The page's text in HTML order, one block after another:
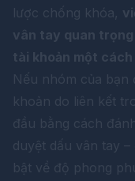
lược chống khóa,
vân tay quan
tài khoản một cách
Nếu nhóm của bạn
khoản do liên kết
đầu bằng cách
duyệt dấu vân tay
bật về độ phong